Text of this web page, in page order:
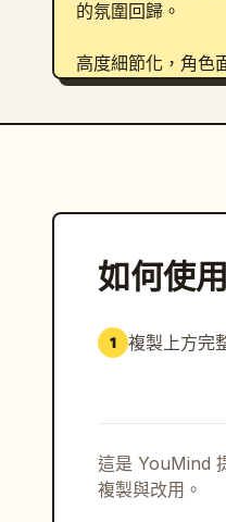
的氛圍回歸。
高度細節化，角色
效具備真實物理
如何使
1 複製上方完
這是 YouMind
複製與改用。